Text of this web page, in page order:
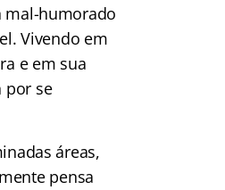
mal-humorado
Vivendo em
e em sua
por se
áreas,
pensa